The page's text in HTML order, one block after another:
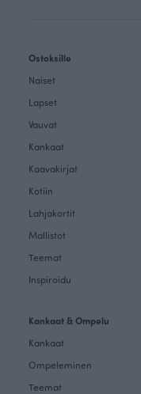
Ostoksille
Naiset
Lapset
Vauvat
Kankaat
Kaavakirjat
Kotiin
Lahjakortit
Mallistot
Teemat
Inspiroidu
Kankaat & Ompelu
Kankaat
Ompeleminen
Teemat